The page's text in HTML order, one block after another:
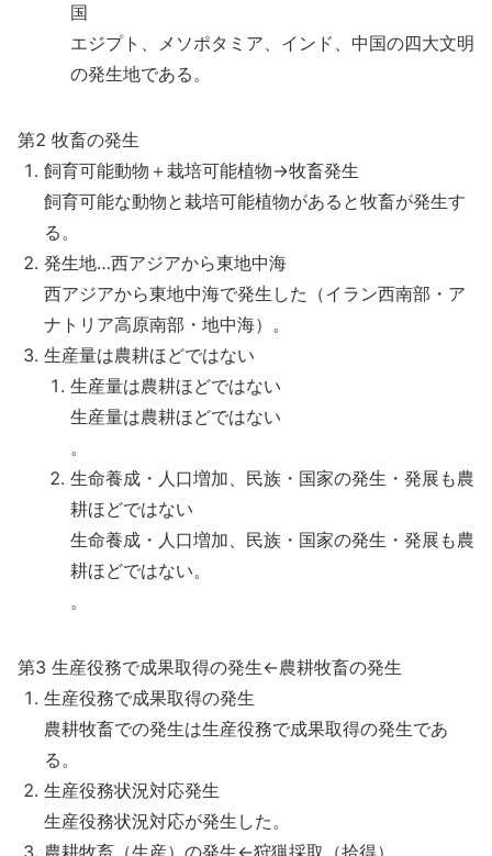
国
エジプト、メソポタミア、インド、中国の四大文明
の発生地である。
第2 牧畜の発生
飼育可能動物＋栽培可能植物→牧畜発生
飼育可能な動物と栽培可能植物があると牧畜が発生す
る。
発生地…西アジアから東地中海
西アジアから東地中海で発生した（イラン西南部・ア
ナトリア高原南部・地中海）。
生産量は農耕ほどではない
生産量は農耕ほどではない
生産量は農耕ほどではない
。
生命養成・人口増加、民族・国家の発生・発展も農
耕ほどではない
生命養成・人口増加、民族・国家の発生・発展も農
耕ほどではない。
。
第3 生産役務で成果取得の発生←農耕牧畜の発生
生産役務で成果取得の発生
農耕牧畜での発生は生産役務で成果取得の発生であ
る。
生産役務状況対応発生
生産役務状況対応が発生した。
農耕牧畜（生産）の発生←狩猟採取（拾得）